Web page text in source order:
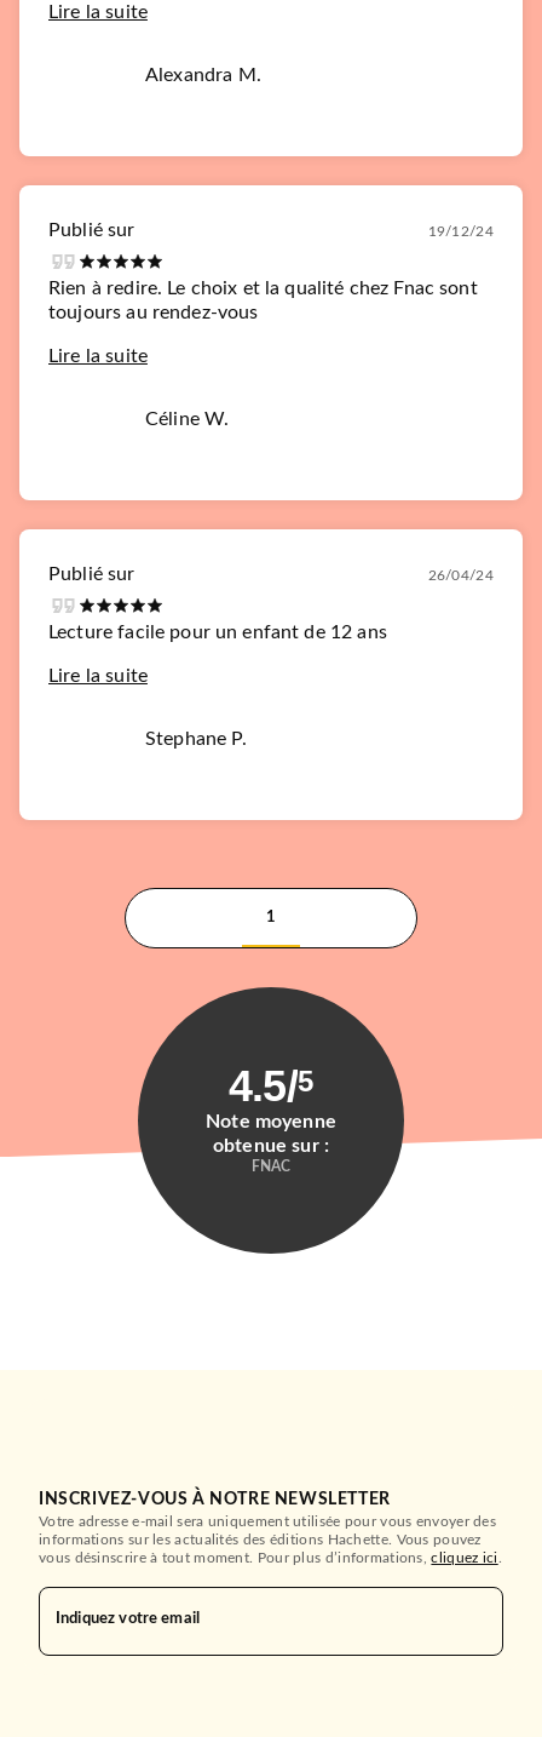
LFF - Les Misérables, tome
Lire la suite
Alexandra M.
Publié sur 19/12/24
Rien à redire. Le choix et la qualité chez Fnac sont
toujours au rendez-vous
Lire la suite
Céline W.
Publié sur 26/04/24
Lecture facile pour un enfant de 12 ans
Lire la suite
Stephane P.
1
4.5/5
Note moyenne
obtenue sur :
FNAC
INSCRIVEZ-VOUS À NOTRE NEWSLETTER
Votre adresse e-mail sera uniquement utilisée pour vous envoyer des
informations sur les actualités des éditions Hachette. Vous pouvez
vous désinscrire à tout moment. Pour plus d’informations,cliquez ici
Indiquez votre email